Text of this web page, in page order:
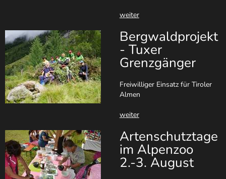
weiter
Bergwaldprojekt
- Tuxer
Grenzgänger
Freiwilliger Einsatz für Tiroler
Almen
weiter
Artenschutztage
im Alpenzoo
2.-3. August